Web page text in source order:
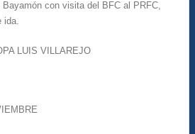
Bayamón con visita del BFC al PRFC,
ida.
LUIS VILLAREJO